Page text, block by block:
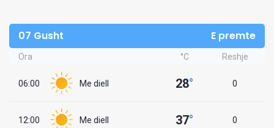
07 Gusht E premte
Ora °C Reshje
06:00 Me diell 28° 0
12:00 Me diell 37° 0